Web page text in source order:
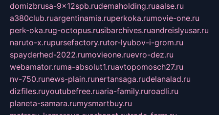
domizbrusa-9x12spb.rudemaholding.ruaalse.ru
a380club.ruargentinamia.ruperkoka.rumovie-one.ru
perk-oka.rug-octopus.rusibarchives.ruandreislyusar.ru
naruto-x.rupursefactory.rutor-lyubov-i-grom.ru
spayderhed-2022.rumovieone.ruevro-dez.ru
webamator.ruma-absolut1.ruavtopomosch27.ru
nv-750.runews-plain.runertansaga.rudelanalad.ru
dizfiles.ruyoutubefree.ruaria-family.ruroadli.ru
planeta-samara.rumysmartbuy.ru